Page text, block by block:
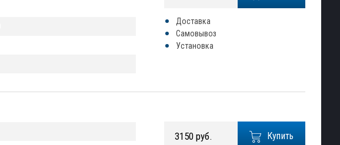
Доставка
Самовывоз
Установка
Купить
3150 руб.